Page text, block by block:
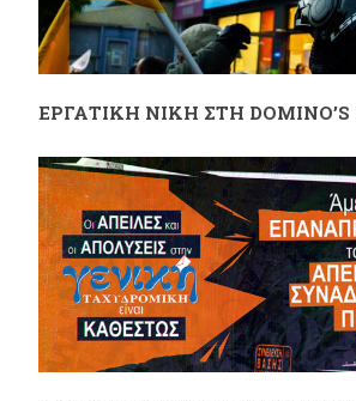
ΕΡΓΑΤΙΚΗ ΝΙΚΗ ΣΤΗ DOMINO’S